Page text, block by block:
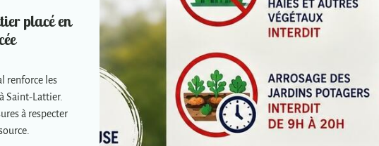
placé en
renforce les
Saint-Lattier.
à respecter